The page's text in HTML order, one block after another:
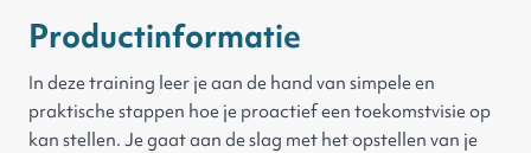
Productinformatie
In deze training leer je aan de hand van simpele en
praktische stappen hoe je proactief een toekomstvisie op
kan stellen. Je gaat aan de slag met het opstellen van je